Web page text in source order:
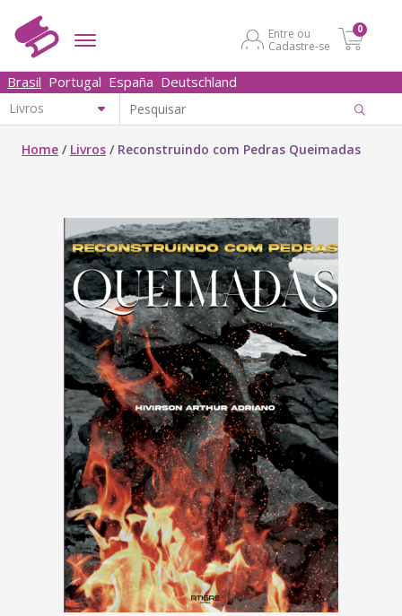
Entre ou
Cadastre-se
0
Brasil Portugal España Deutschland
Home / Livros / Reconstruindo com Pedras Queimadas